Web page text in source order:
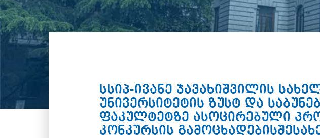
სსიპ-ივანე ჯავახიშვილის
უნივერსიტეტის ზუსტ და
ფაკულტეტზე ასოცირებული
კონკურსის